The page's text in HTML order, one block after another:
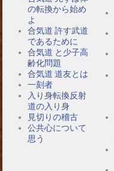
の転換から始め
よ
合気道 許す武道
であるために
合気道 と少子高
齢化問題
合気道 道友とは
一刻者
入り身転換反射
道の入り身
見切りの稽古
公共心について
思う